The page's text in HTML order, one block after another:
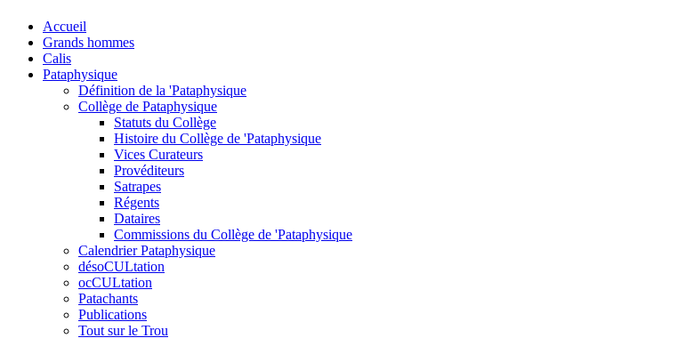
Accueil
Grands hommes
Calis
Pataphysique
Définition de la 'Pataphysique
Collège de Pataphysique
Statuts du Collège
Histoire du Collège de 'Pataphysique
Vices Curateurs
Provéditeurs
Satrapes
Régents
Dataires
Commissions du Collège de 'Pataphysique
Calendrier Pataphysique
désoCULtation
ocCULtation
Patachants
Publications
Tout sur le Trou